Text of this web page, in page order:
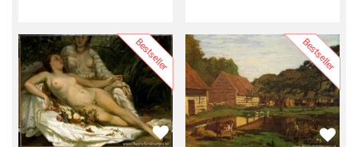
Bestseller Bestseller